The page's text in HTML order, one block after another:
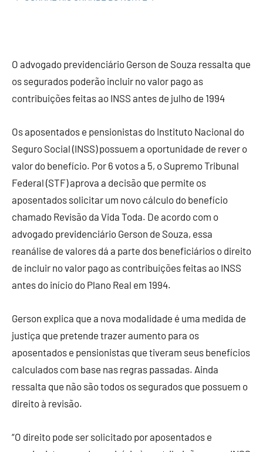
O advogado previdenciário Gerson de Souza ressalta que
os segurados poderão incluir no valor pago as
contribuições feitas ao INSS antes de julho de 1994
Os aposentados e pensionistas do Instituto Nacional do
Seguro Social (INSS) possuem a oportunidade de rever o
valor do benefício. Por 6 votos a 5, o Supremo Tribunal
Federal (STF) aprova a decisão que permite os
aposentados solicitar um novo cálculo do benefício
chamado Revisão da Vida Toda. De acordo com o
advogado previdenciário Gerson de Souza, essa
reanálise de valores dá a parte dos beneficiários o direito
de incluir no valor pago as contribuições feitas ao INSS
antes do início do Plano Real em 1994.
Gerson explica que a nova modalidade é uma medida de
justiça que pretende trazer aumento para os
aposentados e pensionistas que tiveram seus benefícios
calculados com base nas regras passadas. Ainda
ressalta que não são todos os segurados que possuem o
direito à revisão.
“O direito pode ser solicitado por aposentados e